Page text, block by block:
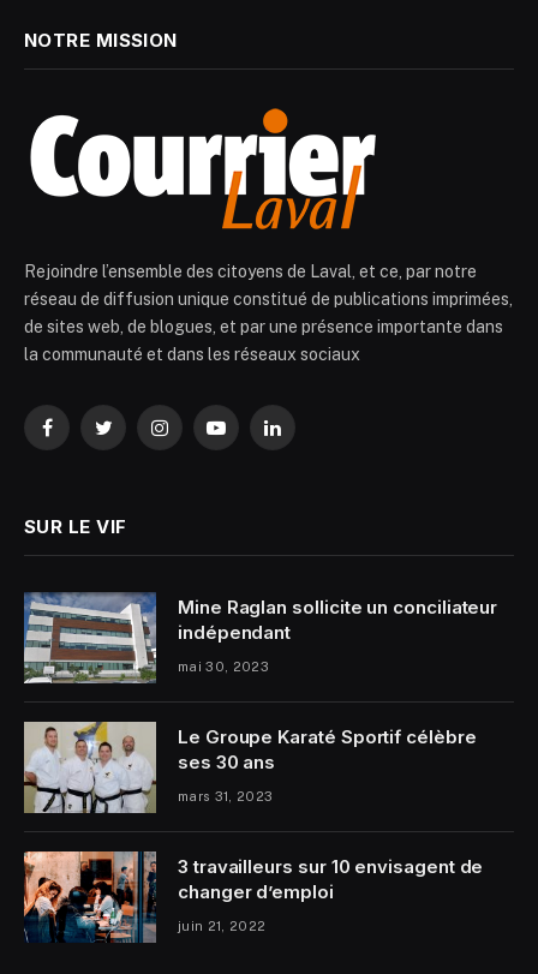
NOTRE MISSION
Rejoindre l’ensemble des citoyens de Laval, et ce, par notre
réseau de diffusion unique constitué de publications imprimées,
de sites web, de blogues, et par une présence importante dans
la communauté et dans les réseaux sociaux
FacebookTwitterInstagramYouTubeLinkedIn
SUR LE VIF
Mine Raglan sollicite un conciliateur
indépendant
mai 30, 2023
Le Groupe Karaté Sportif célèbre
ses 30 ans
mars 31, 2023
3 travailleurs sur 10 envisagent de
changer d’emploi
juin 21, 2022